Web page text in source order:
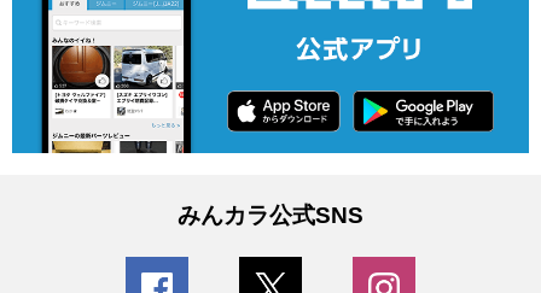
みんカラ公式SNS